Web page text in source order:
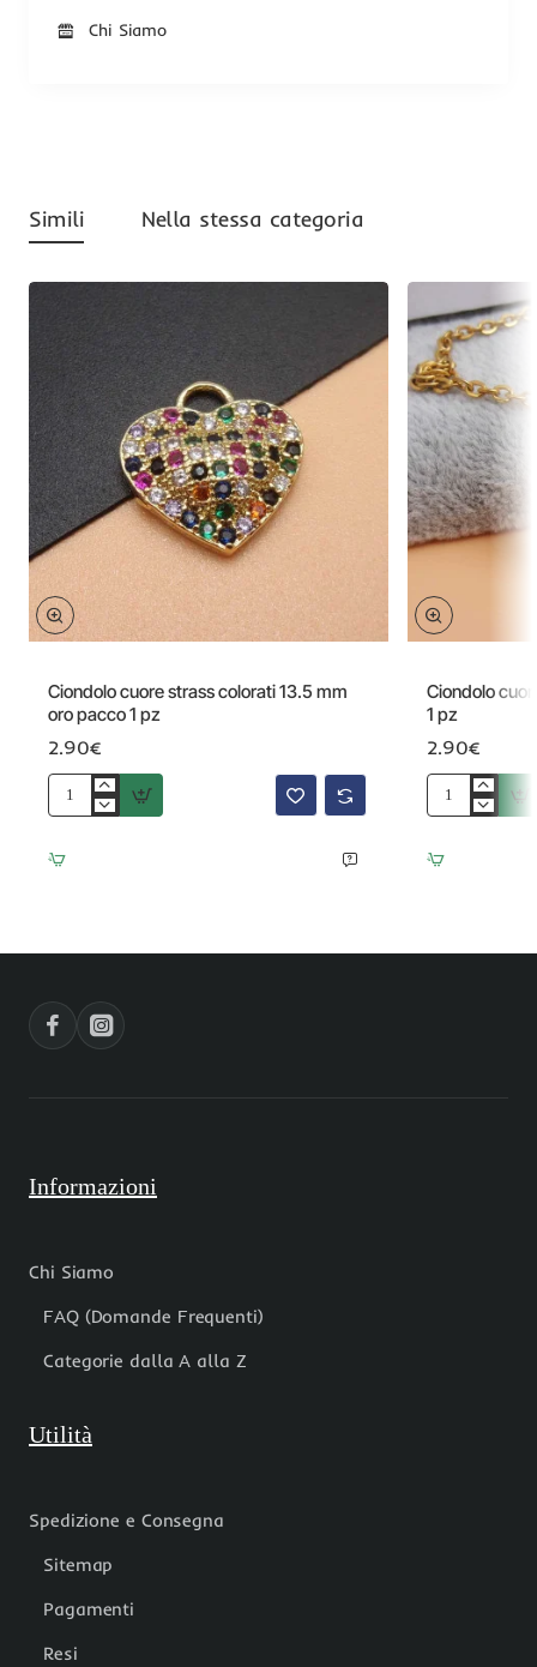
Chi Siamo
Simili Nella stessa categoria
Ciondolo cuore strass colorati 13.5 mm
oro pacco 1 pz
2.90€
Ciondolo
strass
colorati
pz
Ciondolo
1 pz
2.90€
Ciondolo
oro
strass
Informazioni
Chi Siamo
FAQ (Domande Frequenti)
Categorie dalla A alla Z
Utilità
Spedizione e Consegna
Sitemap
Pagamenti
Resi